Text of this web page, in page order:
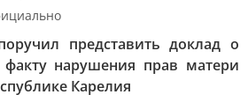
представить доклад о
нарушения прав матери
Карелия